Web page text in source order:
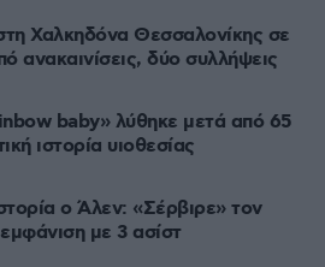
Χαλκηδόνα Θεσσαλονίκης σε
ανακαινίσεις, δύο συλλήψεις
baby» λύθηκε μετά από 65
ιστορία υιοθεσίας
ο Άλεν: «Σέρβιρε» τον
με 3 ασίστ